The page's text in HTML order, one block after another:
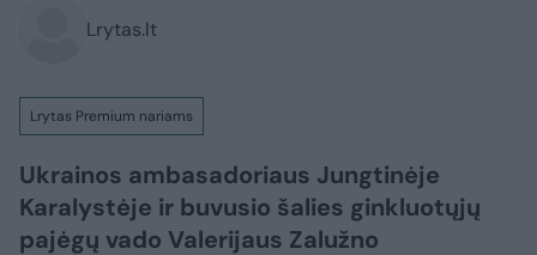
Lrytas.lt
Lrytas Premium nariams
Ukrainos ambasadoriaus Jungtinėje
Karalystėje ir buvusio šalies ginkluotųjų
pajėgų vado Valerijaus Zalužno